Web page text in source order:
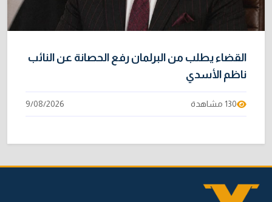
القضاء يطلب من البرلمان رفع الحصانة عن النائب
ناظم الأسدي
130 مشاهدة 9/08/2026